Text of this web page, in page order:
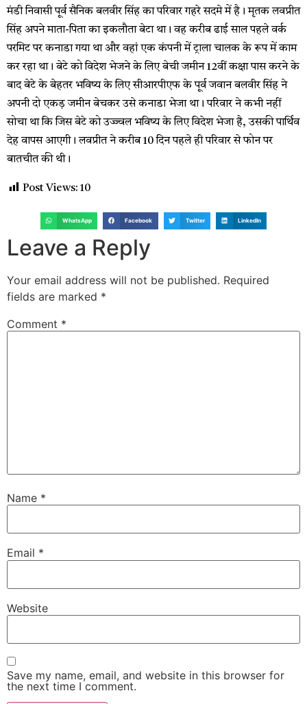
मंडी निवासी पूर्व सैनिक बलवीर सिंह का परिवार गहरे सदमे में है। मृतक लवप्रीत
सिंह अपने माता-पिता का इकलौता बेटा था। वह करीब ढाई साल पहले वर्क
परमिट पर कनाडा गया था और वहां एक कंपनी में ट्राला चालक के रूप में काम
कर रहा था। बेटे को विदेश भेजने के लिए बेची जमीन 12वीं कक्षा पास करने के
बाद बेटे के बेहतर भविष्य के लिए सीआरपीएफ के पूर्व जवान बलवीर सिंह ने
अपनी दो एकड़ जमीन बेचकर उसे कनाडा भेजा था। परिवार ने कभी नहीं
सोचा था कि जिस बेटे को उज्ज्वल भविष्य के लिए विदेश भेजा है, उसकी पार्थिव
देह वापस आएगी। लवप्रीत ने करीब 10 दिन पहले ही परिवार से फोन पर
बातचीत की थी।
Post Views: 10
WhatsApp Facebook Twitter LinkedIn
Leave a Reply
Your email address will not be published. Required
fields are marked *
Comment *
Name *
Email *
Website
Save my name, email, and website in this browser for
the next time I comment.